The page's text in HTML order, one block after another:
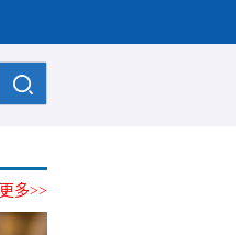
更多>>